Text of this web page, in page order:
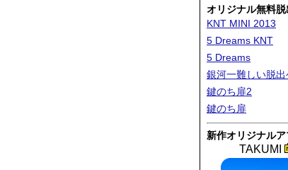
オリジナル無料脱
KNT MINI 2013
5 Dreams KNT
5 Dreams
銀河一難しい脱出
鍵のち扉2
鍵のち扉
新作オリジナルア
TAKUMI